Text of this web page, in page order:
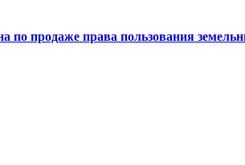
по продаже права пользования